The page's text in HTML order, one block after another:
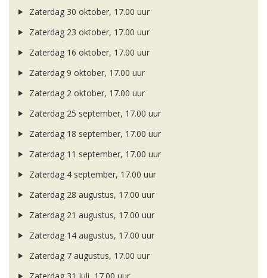
Zaterdag 30 oktober, 17.00 uur
Zaterdag 23 oktober, 17.00 uur
Zaterdag 16 oktober, 17.00 uur
Zaterdag 9 oktober, 17.00 uur
Zaterdag 2 oktober, 17.00 uur
Zaterdag 25 september, 17.00 uur
Zaterdag 18 september, 17.00 uur
Zaterdag 11 september, 17.00 uur
Zaterdag 4 september, 17.00 uur
Zaterdag 28 augustus, 17.00 uur
Zaterdag 21 augustus, 17.00 uur
Zaterdag 14 augustus, 17.00 uur
Zaterdag 7 augustus, 17.00 uur